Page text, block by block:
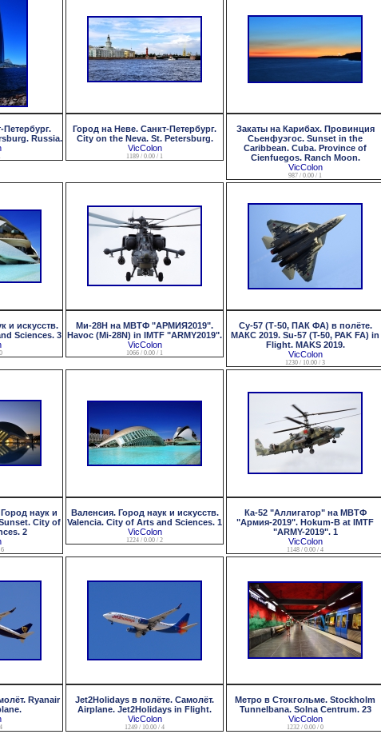
Петербург.
Russia.
Город на Неве. Санкт-Петербург.
City on the Neva. St. Petersburg.
VicColon
1189 / 0.00 / 1
Закаты на Карибах. Провинция
Сьенфуэгос. Sunset in the
Caribbean. Cuba. Province of
Cienfuegos. Ranch Moon.
VicColon
987 / 0.00 / 1
и искусств.
Sciences. 3
Ми-28Н на МВТФ "АРМИЯ2019".
Havoc (Mi-28N) in IMTF "ARMY2019".
VicColon
1066 / 0.00 / 1
Су-57 (Т-50, ПАК ФА) в полёте.
МАКС 2019. Su-57 (T-50, PAK FA) in
Flight. MAKS 2019.
VicColon
1230 / 10.00 / 3
наук и
City of
2
6
Валенсия. Город наук и искусств.
Valencia. City of Arts and Sciences. 1
VicColon
1224 / 0.00 / 2
Ка-52 "Аллигатор" на МВТФ
"Армия-2019". Hokum-B at IMTF
"ARMY-2019". 1
VicColon
1148 / 0.00 / 4
Ryanair
Jet2Holidays в полёте. Самолёт.
Airplane. Jet2Holidays in Flight.
VicColon
1249 / 10.00 / 4
Метро в Стокгольме. Stockholm
Tunnelbana. Solna Centrum. 23
VicColon
1232 / 0.00 / 0